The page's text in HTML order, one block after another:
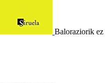
Baloraziorik ez